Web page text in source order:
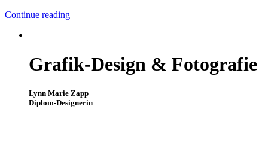
Continue reading
Grafik-Design & Fotografie
Lynn Marie Zapp
Diplom-Designerin